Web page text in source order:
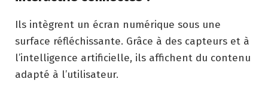
Ils intègrent un écran numérique sous une
surface réfléchissante. Grâce à des capteurs et à
l’intelligence artificielle, ils affichent du contenu
adapté à l’utilisateur.